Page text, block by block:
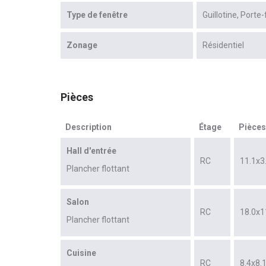
Type de fenêtre Guillotine
Zonage Résidentiel
Pièces
Description Étage Pièces
Hall d'entrée
Plancher flottant
RC
Salon
Plancher flottant
RC
Cuisine
RC